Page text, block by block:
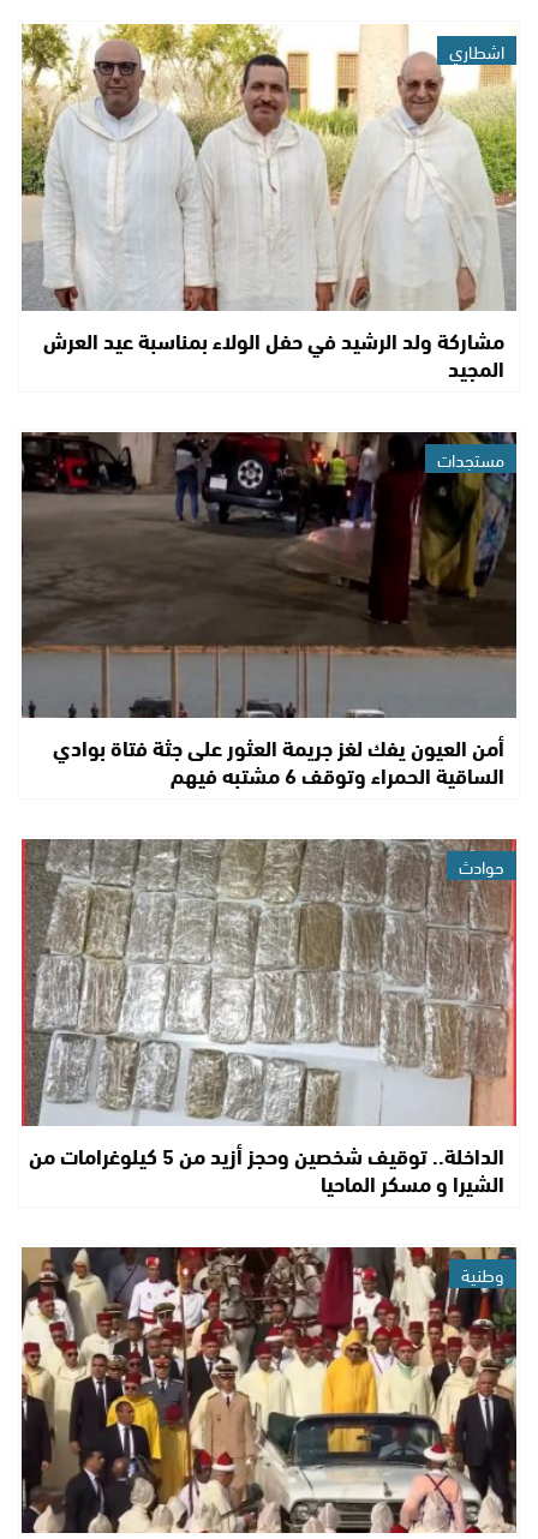
اشطاري
مشاركة ولد الرشيد في حفل الولاء بمناسبة عيد العرش
المجيد
مستجدات
أمن العيون يفك لغز جريمة العثور على جثة فتاة بوادي
الساقية الحمراء وتوقف 6 مشتبه فيهم
حوادث
الداخلة.. توقيف شخصين وحجز أزيد من 5 كيلوغرامات من
الشيرا و مسكر الماحيا
وطنية